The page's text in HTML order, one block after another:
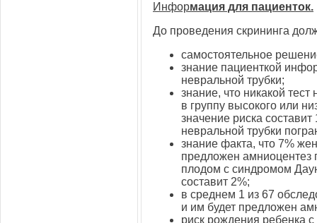
Информация для пациенток.
До проведения скрининга
самостоятельное
знание пациенткой
невральной трубки;
знание, что никакой
в группу высокого или
значение риска
невральной трубки
знание факта, что 7%
предложен амниоцентез
плодом с синдромом
составит 2%;
в среднем 1 из 67
и им будет предложен
риск рождения ребенка